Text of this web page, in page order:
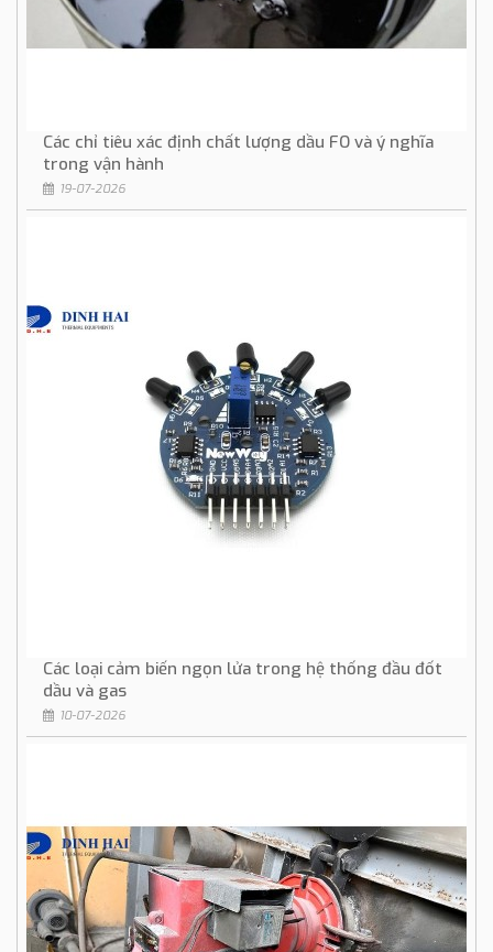
Các chỉ tiêu xác định chất lượng dầu FO và ý nghĩa
trong vận hành
19-07-2026
Các loại cảm biến ngọn lửa trong hệ thống đầu đốt
dầu và gas
10-07-2026